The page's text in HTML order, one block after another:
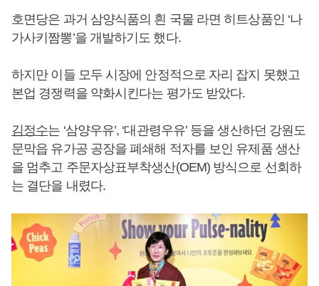
호면당은 과거 삼양식품의 흰 국물 라면 히트상품인 ‘나
가사키짬뽕’을 개발하기도 했다.
하지만 이들 모두 시장에 안정적으로 자리 잡지 못했고
본업 경쟁력을 약화시킨다는 평가도 받았다.
김정수는 ‘삼양우유’, ‘대관령우유’ 등을 생산하던 강원도
문막읍 유가공 공장을 폐쇄해 적자를 보인 유제품 생산
을 멈추고 주문자상표부착생산(OEM) 방식으로 선회하
는 결단을 내렸다.